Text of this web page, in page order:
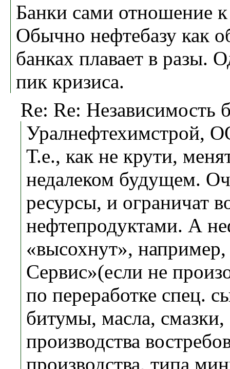
Банки сами отношение
Обычно нефтебазу как
банках плавает в разы.
пик кризиса.
Re: Re: Независимость
Уралнефтехимстрой,
Т.е., как не крути,
недалеком будущем.
ресурсы, и ограничат
нефтепродуктами. А
«высохнут»,
Сервис»(если не
по переработке спец.
битумы, масла,
производства
производства, типа